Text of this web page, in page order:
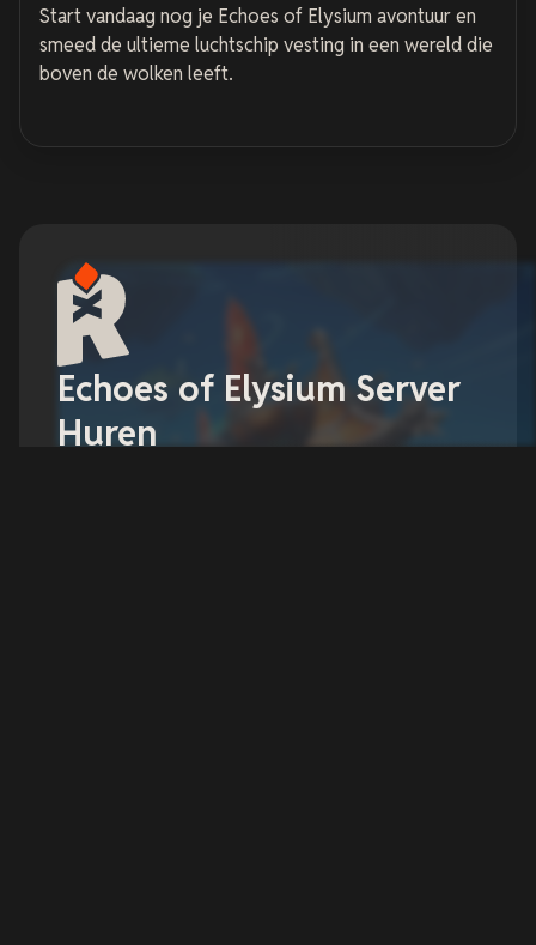
Start vandaag nog je Echoes of Elysium avontuur en
smeed de ultieme luchtschip vesting in een wereld die
boven de wolken leeft.
Echoes of Elysium Server
Huren